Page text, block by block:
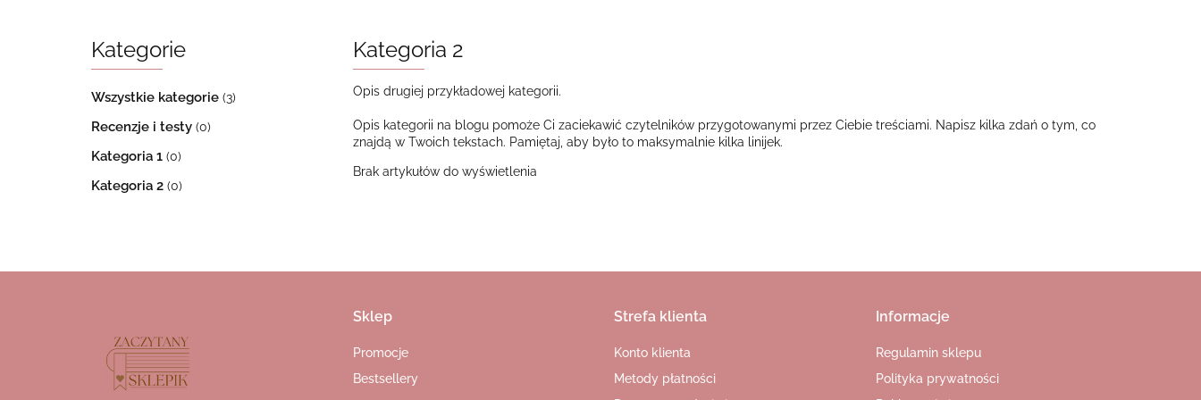
Kategorie
Wszystkie kategorie (3)
Recenzje i testy (0)
Kategoria 1 (0)
Kategoria 2 (0)
Kategoria 2
Opis drugiej przykładowej kategorii.
Opis kategorii na blogu pomoże Ci zaciekawić czytelników przygotowanymi przez Ciebie treściami. Napisz kilka zdań o tym, co
znajdą w Twoich tekstach. Pamiętaj, aby było to maksymalnie kilka linijek.
Brak artykułów do wyświetlenia
Sklep
Promocje
Bestsellery
Strefa klienta
Konto klienta
Metody płatności
Informacje
Regulamin sklepu
Polityka prywatności